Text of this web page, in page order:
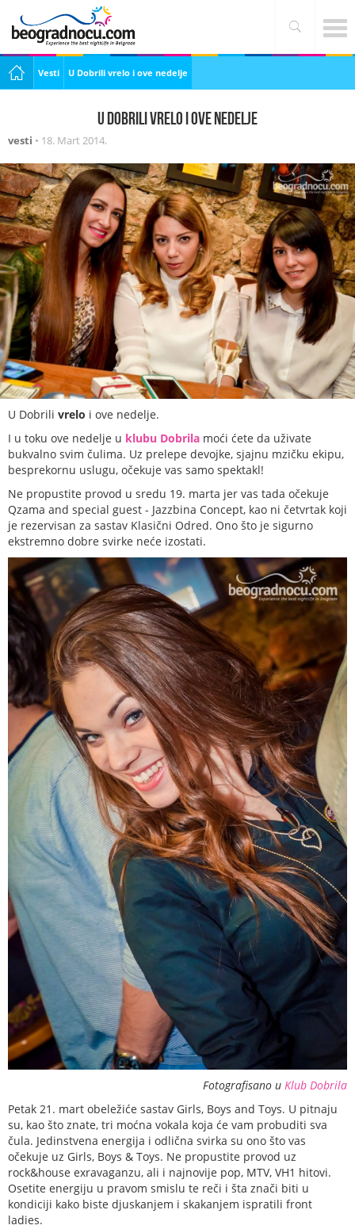
Vesti U Dobrili vrelo i ove nedelje
U Dobrili vrelo i ove nedelje
vesti • 18. Mart 2014.
U Dobrili vrelo i ove nedelje.
I u toku ove nedelje u klubu Dobrila moći ćete da uživate
bukvalno svim čulima. Uz prelepe devojke, sjajnu mzičku ekipu,
besprekornu uslugu, očekuje vas samo spektakl!
Ne propustite provod u sredu 19. marta jer vas tada očekuje
Qzama and special guest - Jazzbina Concept, kao ni četvrtak koji
je rezervisan za sastav Klasični Odred. Ono što je sigurno
ekstremno dobre svirke neće izostati.
Fotografisano u Klub Dobrila
Petak 21. mart obeležiće sastav Girls, Boys and Toys. U pitnaju
su, kao što znate, tri moćna vokala koja će vam probuditi sva
čula. Jedinstvena energija i odlična svirka su ono što vas
očekuje uz Girls, Boys & Toys. Ne propustite provod uz
rock&house exravaganzu, ali i najnovije pop, MTV, VH1 hitovi.
Osetite energiju u pravom smislu te reči i šta znači biti u
kondiciji kako biste djuskanjem i skakanjem ispratili front
ladies.